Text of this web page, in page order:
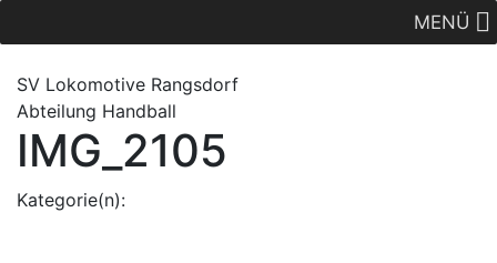
MENÜ
SV Lokomotive Rangsdorf
Abteilung Handball
IMG_2105
Kategorie(n):